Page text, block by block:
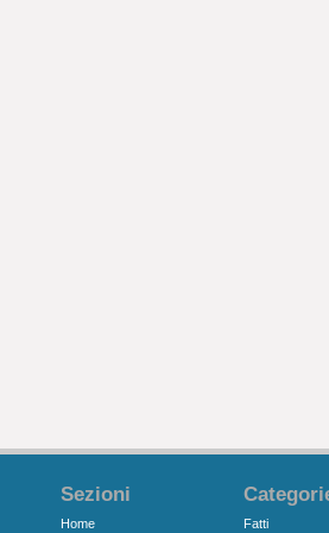
Sezioni
Home Fatti